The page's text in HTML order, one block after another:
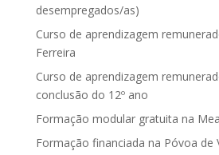
desempregados/as)
Curso de aprendizagem
Ferreira
Curso de aprendizagem
conclusão do 12º ano
Formação modular gratuita na
Formação financiada na Póvoa de